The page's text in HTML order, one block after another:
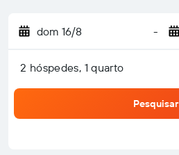
dom 16/8 -
2 hóspedes, 1 quarto
Pesquisar